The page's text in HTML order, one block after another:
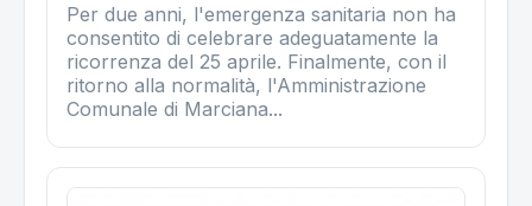
Per due anni, l'emergenza sanitaria non ha
consentito di celebrare adeguatamente la
ricorrenza del 25 aprile. Finalmente, con il
ritorno alla normalità, l'Amministrazione
Comunale di Marciana...